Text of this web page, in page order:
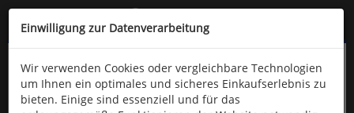
Kompletten Head der Seite überspringen
oder (06766) 9323-960
Einwilligung zur Datenverarbeitung
Wir verwenden Cookies oder vergleichbare Technologien
um Ihnen ein optimales und sicheres Einkaufserlebnis zu
bieten. Einige sind essenziell und für das